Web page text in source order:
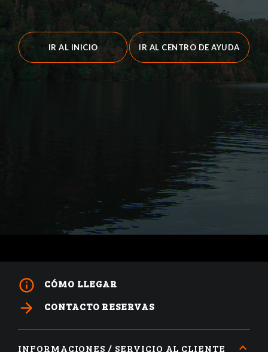
IR AL INICIO IR AL CENTRO DE AYUDA
info_outline CÓMO LLEGAR
arrow_forward CONTACTO RESERVAS
INFORMACIONES / SERVICIO AL CLIENTE